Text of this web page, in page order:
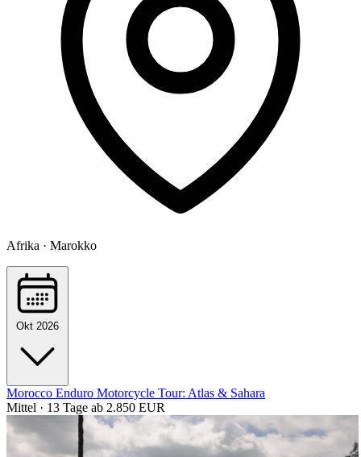
Afrika · Marokko
Okt 2026
Morocco Enduro Motorcycle Tour: Atlas & Sahara
Mittel · 13 Tage ab 2.850 EUR